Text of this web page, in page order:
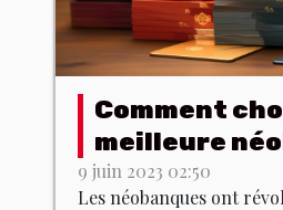
Comment
meilleure
pour vos
9 juin 2023 02:50
Les néobanques ont